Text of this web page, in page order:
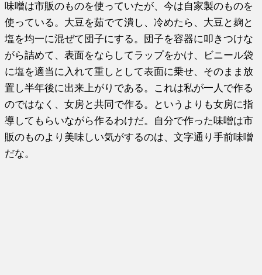
味噌は市販のものを使っていたが、今は自家製のものを
使っている。大豆を茹でて潰し、冷めたら、大豆と麹と
塩を均一に混ぜて団子にする。団子を容器に叩きつけな
がら詰めて、表面をならしてラップをかけ、ビニール袋
に塩を適当に入れて重しとして表面に乗せ、そのまま放
置し半年後に出来上がりである。これは私が一人で作る
のではなく、女房と共同で作る。というよりも女房に指
導してもらいながら作るわけだ。自分で作った味噌は市
販のものより美味しい気がするのは、文字通り手前味噌
だな。